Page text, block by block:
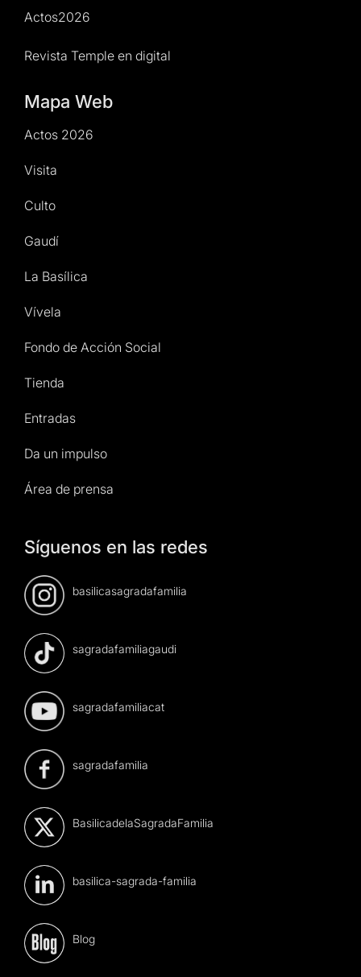
Actos2026
Revista Temple en digital
Mapa Web
Actos 2026
Visita
Culto
Gaudí
La Basílica
Vívela
Fondo de Acción Social
Tienda
Entradas
Da un impulso
Área de prensa
Síguenos en las redes
basilicasagradafamilia
sagradafamiliagaudi
sagradafamiliacat
sagradafamilia
BasilicadelaSagradaFamilia
basilica-sagrada-familia
Blog